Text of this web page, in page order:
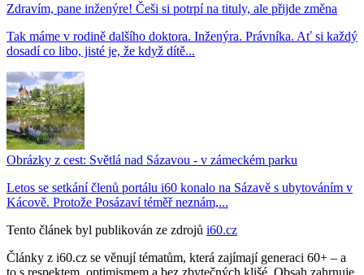
Zdravím, pane inženýre! Češi si potrpí na tituly, ale přijde změna
Tak máme v rodině dalšího doktora. Inženýra. Právníka. Ať si každý
dosadí co libo, jisté je, že když dítě...
Obrázky z cest: Světlá nad Sázavou - v zámeckém parku
Letos se setkání členů portálu i60 konalo na Sázavě s ubytováním v
Kácově. Protože Posázaví téměř neznám,...
Tento článek byl publikován ze zdrojů i60.cz
Články z i60.cz se věnují tématům, která zajímají generaci 60+ – a
to s respektem, optimismem a bez zbytečných klišé. Obsah zahrnuje